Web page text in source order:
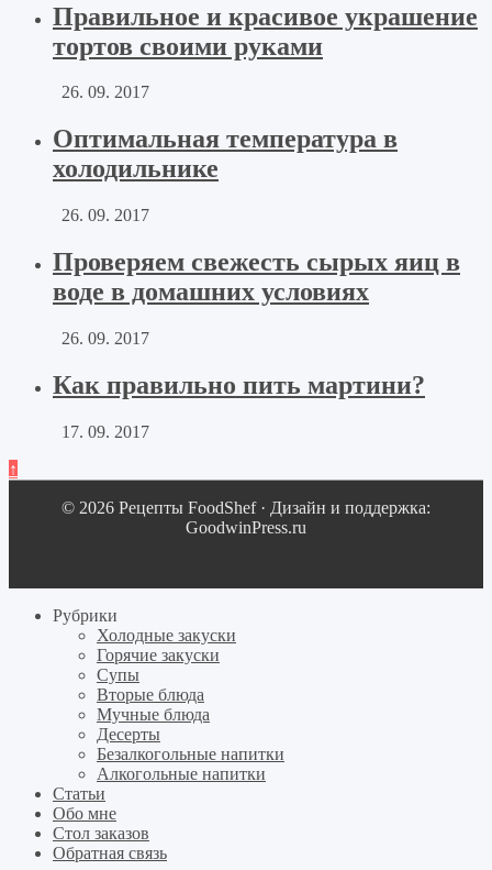
Правильное и красивое украшение
тортов своими руками
26. 09. 2017
Оптимальная температура в
холодильнике
26. 09. 2017
Проверяем свежесть сырых яиц в
воде в домашних условиях
26. 09. 2017
Как правильно пить мартини?
17. 09. 2017
↑
© 2026 Рецепты FoodShef · Дизайн и поддержка:
GoodwinPress.ru
Рубрики
Холодные закуски
Горячие закуски
Супы
Вторые блюда
Мучные блюда
Десерты
Безалкогольные напитки
Алкогольные напитки
Статьи
Обо мне
Стол заказов
Обратная связь